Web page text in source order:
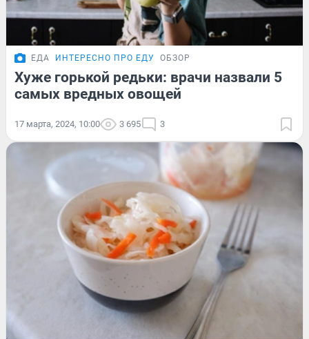
ЕДА ИНТЕРЕСНО ПРО ЕДУ ОБЗОР
Хуже горькой редьки: врачи назвали 5
самых вредных овощей
17 марта, 2024, 10:00 3 695 3